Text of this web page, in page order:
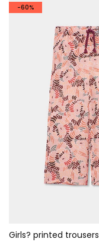
-60%
Girls? printed trousers